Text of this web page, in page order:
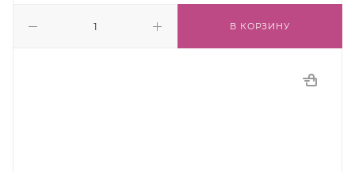
В КОРЗИНУ